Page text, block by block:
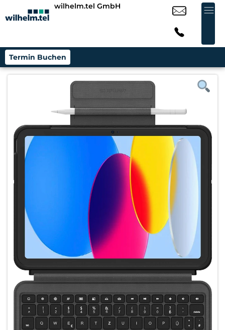
wilhelm.tel GmbH
Termin Buchen